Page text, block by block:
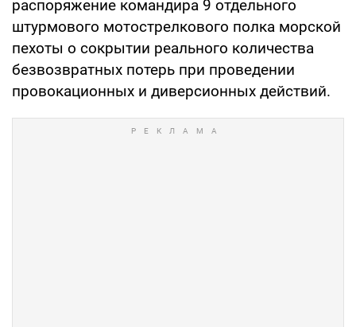
распоряжение командира 9 отдельного
штурмового мотострелкового полка морской
пехоты о сокрытии реального количества
безвозвратных потерь при проведении
провокационных и диверсионных действий.